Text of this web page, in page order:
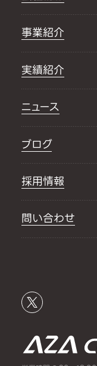
事業紹介
実績紹介
ニュース
ブログ
採用情報
問い合わせ